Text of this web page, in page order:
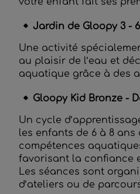
Jardin de Gloopy 3 -
Une activité
au plaisir de l’eau et
aquatique grâce à des
Gloopy Kid Bronze -
Un cycle
les enfants de 6 à 8
compétences
favorisant la confiance
Les séances sont
d’ateliers ou de